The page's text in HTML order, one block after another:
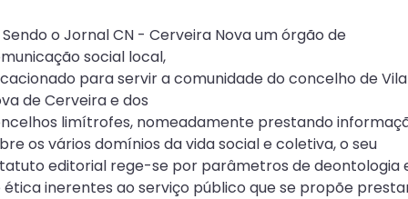
Sendo o Jornal CN - Cerveira Nova um órgão de
social local,
para servir a comunidade do concelho de Vila
de Cerveira e dos
limítrofes, nomeadamente prestando
os vários domínios da vida social e coletiva, o seu
editorial rege-se por parâmetros de deontologia
ética inerentes ao serviço público que se propõe